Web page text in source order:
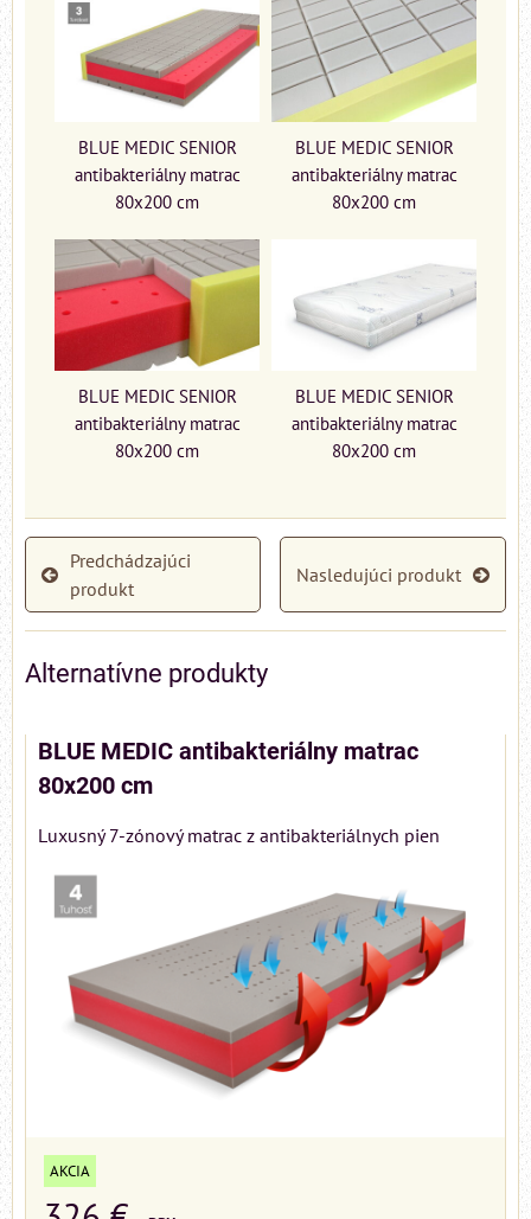
BLUE MEDIC SENIOR
antibakteriálny matrac
80x200 cm
BLUE MEDIC SENIOR
antibakteriálny matrac
80x200 cm
BLUE MEDIC SENIOR
antibakteriálny matrac
80x200 cm
BLUE MEDIC SENIOR
antibakteriálny matrac
80x200 cm
Predchádzajúci
produkt
Nasledujúci produkt
Alternatívne produkty
BLUE MEDIC antibakteriálny matrac
80x200 cm
Luxusný 7-zónový matrac z antibakteriálnych pien
AKCIA